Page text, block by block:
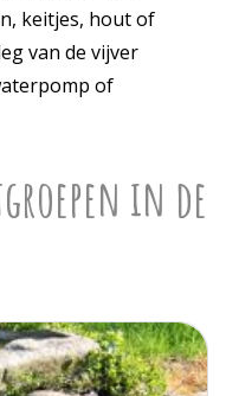
keitjes, hout of
van de vijver
of
in de